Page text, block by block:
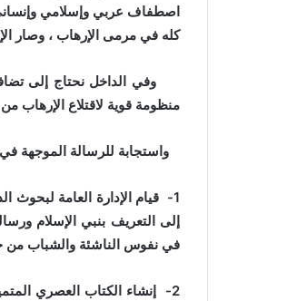
اصطفاف عربي وإسلامي وإنساني
كله في مرمى الإرهاب ، وصار
وفي الداخل نحتاج إلى تضافر
منظومة قوية لاقتلاع الإرهاب
واستجابة للرسالة الموجهة
1- قيام الإدارة العامة
إلى التعريف بنبي الإسلام
في نفوس الناشئة والشباب من
2- إنشاء الكتاب العصري